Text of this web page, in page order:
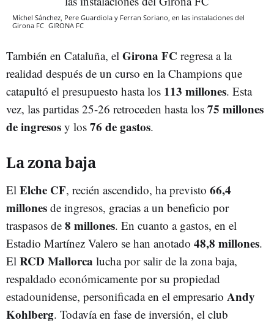
Míchel Sánchez, Pere Guardiola y Ferran Soriano, en las instalaciones del
Girona FC GIRONA FC
También en Cataluña, el Girona FC regresa a la
realidad después de un curso en la Champions que
catapultó el presupuesto hasta los 113 millones. Esta
vez, las partidas 25-26 retroceden hasta los 75 millones
de ingresos y los 76 de gastos.
La zona baja
El Elche CF, recién ascendido, ha previsto 66,4
millones de ingresos, gracias a un beneficio por
traspasos de 8 millones. En cuanto a gastos, en el
Estadio Martínez Valero se han anotado 48,8 millones.
El RCD Mallorca lucha por salir de la zona baja,
respaldado económicamente por su propiedad
estadounidense, personificada en el empresario Andy
Kohlberg. Todavía en fase de inversión, el club